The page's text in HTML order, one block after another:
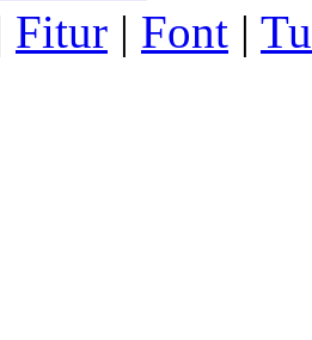
Fitur | Font |